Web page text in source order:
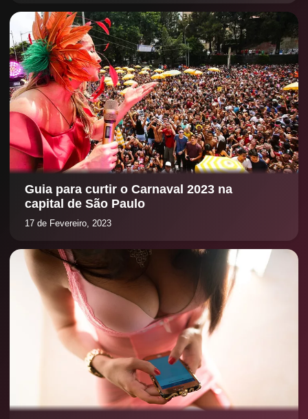
Guia para curtir o Carnaval 2023 na
capital de São Paulo
17 de Fevereiro, 2023